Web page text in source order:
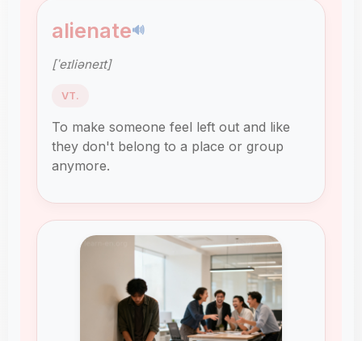
alienate🔊
[ˈeɪliəneɪt]
VT.
To make someone feel left out and like
they don't belong to a place or group
anymore.